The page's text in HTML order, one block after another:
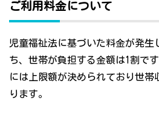
ご利用料金について
児童福祉法に基づいた料金が発生
ち、世帯が負担する金額は1割で
には上限額が決められており世帯
ります。